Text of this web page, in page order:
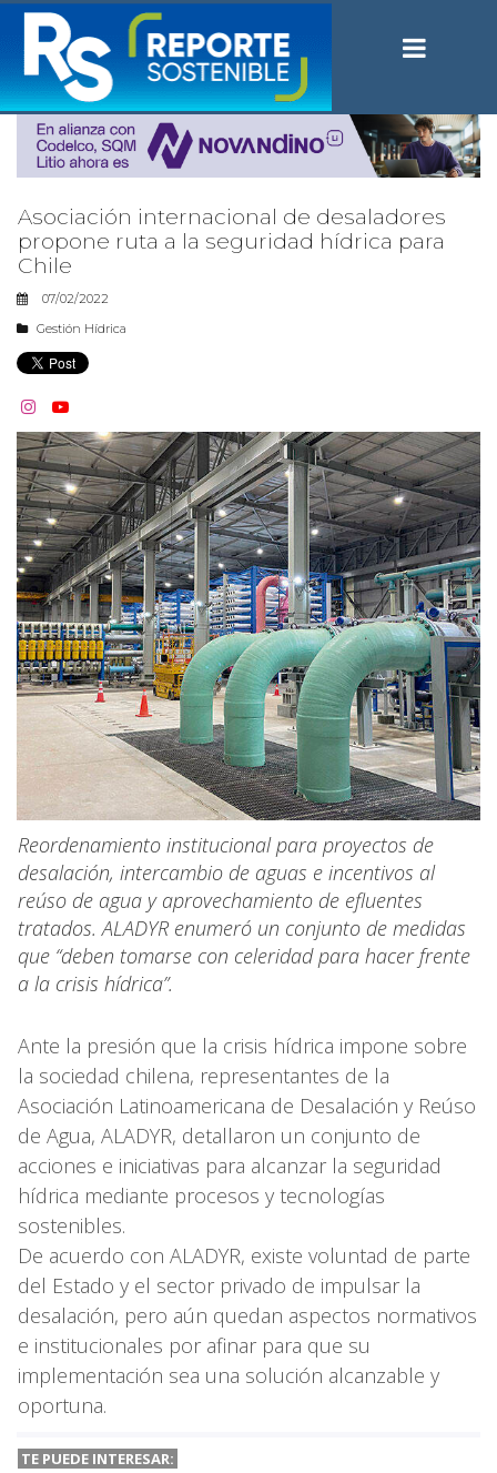
Asociación internacional de desaladores
propone ruta a la seguridad hídrica para
Chile
07/02/2022
Gestión Hídrica
 
Reordenamiento institucional para proyectos de
desalación, intercambio de aguas e incentivos al
reúso de agua y aprovechamiento de efluentes
tratados. ALADYR enumeró un conjunto de medidas
que “deben tomarse con celeridad para hacer frente
a la crisis hídrica”.
Ante la presión que la crisis hídrica impone sobre
la sociedad chilena, representantes de la
Asociación Latinoamericana de Desalación y Reúso
de Agua, ALADYR, detallaron un conjunto de
acciones e iniciativas para alcanzar la seguridad
hídrica mediante procesos y tecnologías
sostenibles.
De acuerdo con ALADYR, existe voluntad de parte
del Estado y el sector privado de impulsar la
desalación, pero aún quedan aspectos normativos
e institucionales por afinar para que su
implementación sea una solución alcanzable y
oportuna.
TE PUEDE INTERESAR: